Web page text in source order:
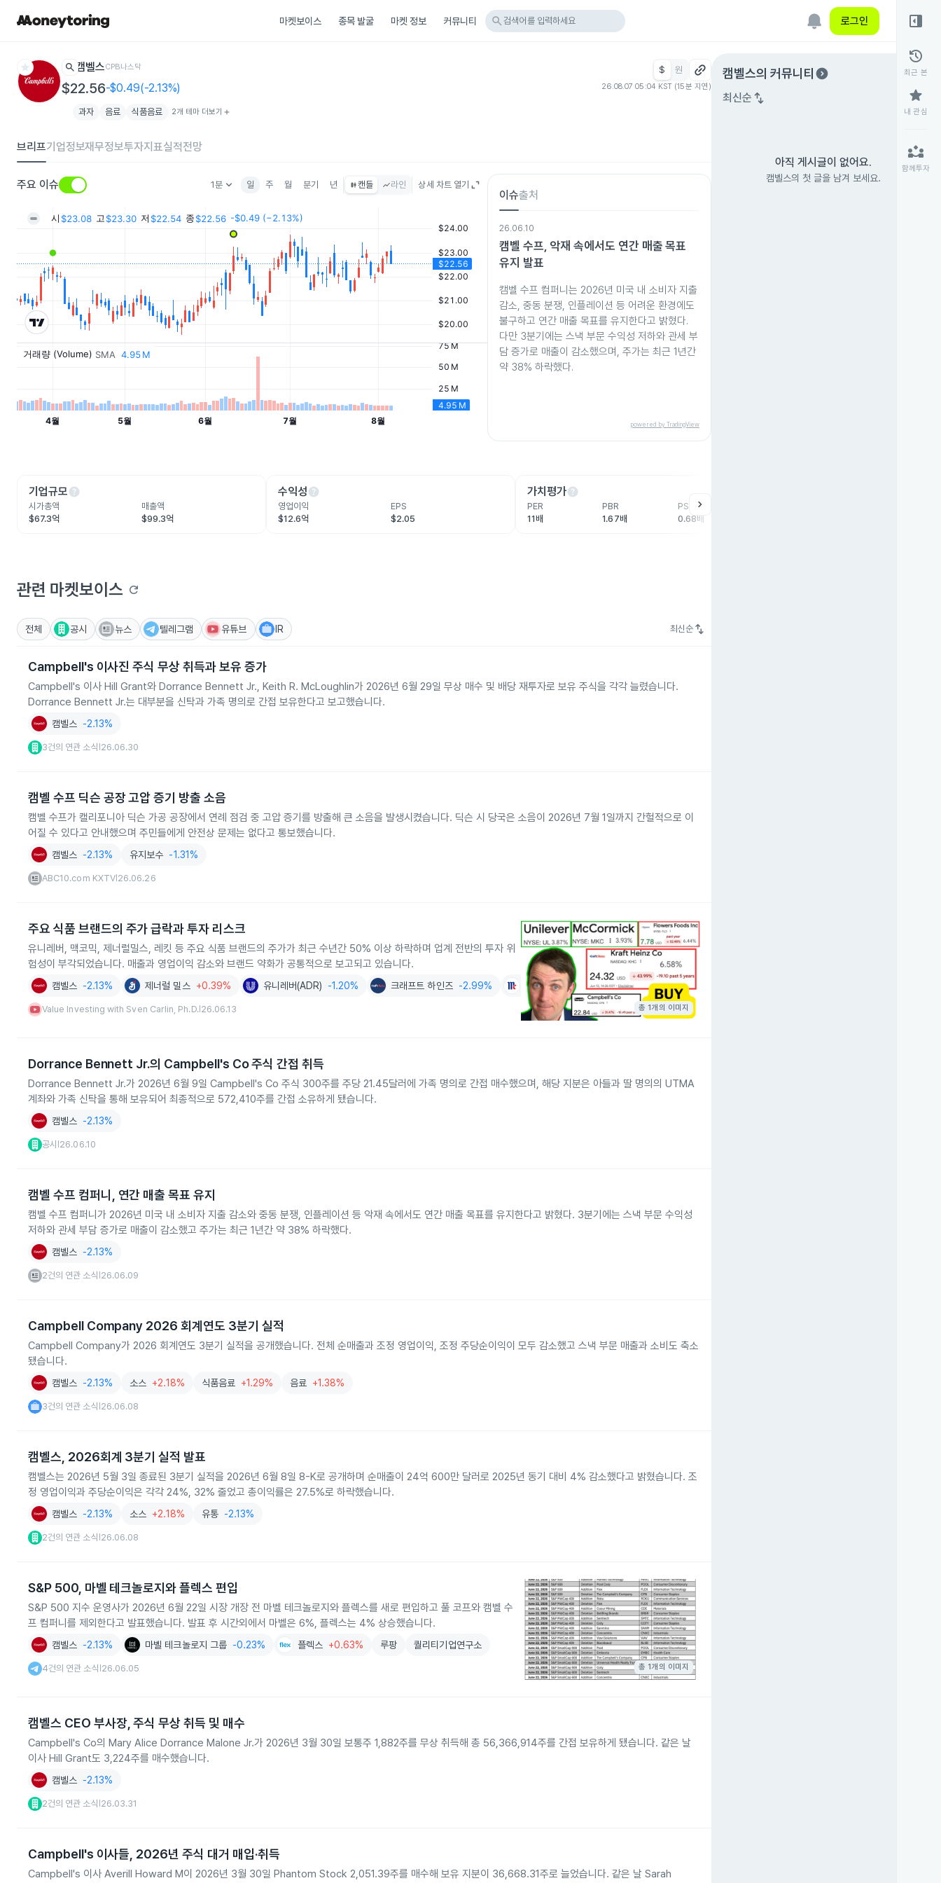
마켓보이스 종목 발굴 마켓 정보 커뮤니티 search 검색어를 입력하세요 로그인
star search 캠벨스CPB나스닥
$22.56-$0.49(-2.13%)
$ 원
26.08.07 05:04 KST (15분 지연)
과자 음료 식품음료 2개 테마 더보기 add
브리프기업정보재무정보투자지표실적전망
주요 이슈 1분keyboard_arrow_down 일 주 월 분기 년 캔들 라인 상세 차트 열기
이슈출처
26.06.10
캠벨 수프, 악재 속에서도 연간 매출 목표
유지 발표
캠벨 수프 컴퍼니는 2026년 미국 내 소비자 지출
감소, 중동 분쟁, 인플레이션 등 어려운 환경에도
불구하고 연간 매출 목표를 유지한다고 밝혔다.
다만 3분기에는 스낵 부문 수익성 저하와 관세 부
담 증가로 매출이 감소했으며, 주가는 최근 1년간
약 38% 하락했다.
powered by TradingView
기업규모help
시가총액
$67.3억
매출액
$99.3억
수익성help
영업이익
$12.6억
EPS
$2.05
가치평가help
PER
11배
PBR
1.67배
PSR
0.68배
chevron_right
관련 마켓보이스 refresh
전체 공시 뉴스 텔레그램 유튜브 IR 최신순 swap_vert
Campbell's 이사진 주식 무상 취득과 보유 증가
Campbell's 이사 Hill Grant와 Dorrance Bennett Jr., Keith R. McLoughlin가 2026년 6월 29일 무상 매수 및 배당 재투자로 보유 주식을 각각 늘렸습니다.
Dorrance Bennett Jr.는 대부분을 신탁과 가족 명의로 간접 보유한다고 보고했습니다.
캠벨스 -2.13%
3건의 연관 소식 26.06.30
캠벨 수프 딕슨 공장 고압 증기 방출 소음
캠벨 수프가 캘리포니아 딕슨 가공 공장에서 연례 점검 중 고압 증기를 방출해 큰 소음을 발생시켰습니다. 딕슨 시 당국은 소음이 2026년 7월 1일까지 간헐적으로 이
어질 수 있다고 안내했으며 주민들에게 안전상 문제는 없다고 통보했습니다.
캠벨스 -2.13% 유지보수 -1.31%
ABC10.com KXTV| 26.06.26
주요 식품 브랜드의 주가 급락과 투자 리스크
유니레버, 맥코믹, 제너럴밀스, 레킷 등 주요 식품 브랜드의 주가가 최근 수년간 50% 이상 하락하며 업계 전반의 투자 위
험성이 부각되었습니다. 매출과 영업이익 감소와 브랜드 약화가 공통적으로 보고되고 있습니다.
캠벨스 -2.13% 제너럴 밀스 +0.39% 유니레버(ADR) -1.20% 크래프트 하인즈 -2.99% 매코믹 앤드 컴퍼니 V -1.16%
Value Investing with Sven Carlin, Ph.D. 26.06.13 총 1개의 이미지
Dorrance Bennett Jr.의 Campbell's Co 주식 간접 취득
Dorrance Bennett Jr.가 2026년 6월 9일 Campbell's Co 주식 300주를 주당 21.45달러에 가족 명의로 간접 매수했으며, 해당 지분은 아들과 딸 명의의 UTMA
계좌와 가족 신탁을 통해 보유되어 최종적으로 572,410주를 간접 소유하게 됐습니다.
캠벨스 -2.13%
공시 26.06.10
캠벨 수프 컴퍼니, 연간 매출 목표 유지
캠벨 수프 컴퍼니가 2026년 미국 내 소비자 지출 감소와 중동 분쟁, 인플레이션 등 악재 속에서도 연간 매출 목표를 유지한다고 밝혔다. 3분기에는 스낵 부문 수익성
저하와 관세 부담 증가로 매출이 감소했고 주가는 최근 1년간 약 38% 하락했다.
캠벨스 -2.13%
2건의 연관 소식 26.06.09
Campbell Company 2026 회계연도 3분기 실적
Campbell Company가 2026 회계연도 3분기 실적을 공개했습니다. 전체 순매출과 조정 영업이익, 조정 주당순이익이 모두 감소했고 스낵 부문 매출과 소비도 축소
됐습니다.
캠벨스 -2.13% 소스 +2.18% 식품음료 +1.29% 음료 +1.38%
3건의 연관 소식 26.06.08
캠벨스, 2026회계 3분기 실적 발표
캠벨스는 2026년 5월 3일 종료된 3분기 실적을 2026년 6월 8일 8-K로 공개하며 순매출이 24억 600만 달러로 2025년 동기 대비 4% 감소했다고 밝혔습니다. 조
정 영업이익과 주당순이익은 각각 24%, 32% 줄었고 총이익률은 27.5%로 하락했습니다.
캠벨스 -2.13% 소스 +2.18% 유통 -2.13%
2건의 연관 소식 26.06.08
S&P 500, 마벨 테크놀로지와 플렉스 편입
S&P 500 지수 운영사가 2026년 6월 22일 시장 개장 전 마벨 테크놀로지와 플렉스를 새로 편입하고 풀 코프와 캠벨 수
프 컴퍼니를 제외한다고 발표했습니다. 발표 후 시간외에서 마벨은 6%, 플렉스는 4% 상승했습니다.
캠벨스 -2.13% 마벨 테크놀로지 그룹 -0.23% 플렉스 +0.63% 루팡 퀄리티기업연구소
4건의 연관 소식 26.06.05 총 1개의 이미지
캠벨스 CEO 부사장, 주식 무상 취득 및 매수
Campbell's Co의 Mary Alice Dorrance Malone Jr.가 2026년 3월 30일 보통주 1,882주를 무상 취득해 총 56,366,914주를 간접 보유하게 됐습니다. 같은 날
이사 Hill Grant도 3,224주를 매수했습니다.
캠벨스 -2.13%
2건의 연관 소식 26.03.31
Campbell's 이사들, 2026년 주식 대거 매입·취득
Campbell's 이사 Averill Howard M이 2026년 3월 30일 Phantom Stock 2,051.39주를 매수해 보유 지분이 36,668.31주로 늘었습니다. 같은 날 Sarah
캠벨스의 커뮤니티 expand_circle_right
최신순 swap_vert
아직 게시글이 없어요.
캠벨스의 첫 글을 남겨 보세요.
right_panel_open
history
최근 본
star
내 관심
partner_exchange
함께투자